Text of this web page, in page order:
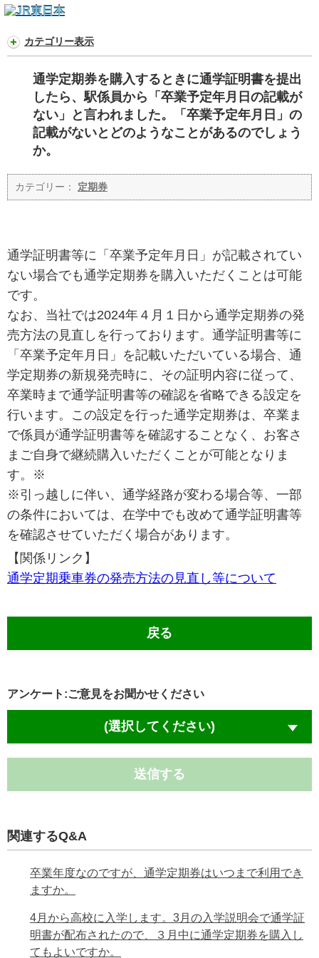
カテゴリー表示
通学定期券を購入するときに通学証明書を提出
したら、駅係員から「卒業予定年月日の記載が
ない」と言われました。「卒業予定年月日」の
記載がないとどのようなことがあるのでしょう
か。
カテゴリー： 定期券
通学証明書等に「卒業予定年月日」が記載されてい
ない場合でも通学定期券を購入いただくことは可能
です。
なお、当社では2024年４月１日から通学定期券の発
売方法の見直しを行っております。通学証明書等に
「卒業予定年月日」を記載いただいている場合、通
学定期券の新規発売時に、その証明内容に従って、
卒業時まで通学証明書等の確認を省略できる設定を
行います。この設定を行った通学定期券は、卒業ま
で係員が通学証明書等を確認することなく、お客さ
まご自身で継続購入いただくことが可能となりま
す。※
※引っ越しに伴い、通学経路が変わる場合等、一部
の条件においては、在学中でも改めて通学証明書等
を確認させていただく場合があります。
【関係リンク】
通学定期乗車券の発売方法の見直し等について
戻る
アンケート:ご意見をお聞かせください
(選択してください)
送信する
関連するQ&A
卒業年度なのですが、通学定期券はいつまで利用でき
ますか。
4月から高校に入学します。3月の入学説明会で通学証
明書が配布されたので、３月中に通学定期券を購入し
てもよいですか。